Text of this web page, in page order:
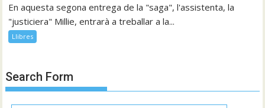
En aquesta segona entrega de la "saga", l'assistenta, la
"justiciera" Millie, entrarà a treballar a la...
Llibres
Search Form